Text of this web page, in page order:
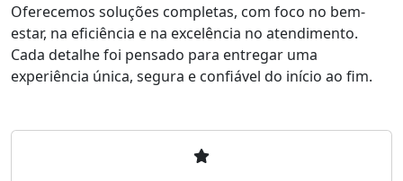
Oferecemos soluções completas, com foco no bem-
estar, na eficiência e na excelência no atendimento.
Cada detalhe foi pensado para entregar uma
experiência única, segura e confiável do início ao fim.